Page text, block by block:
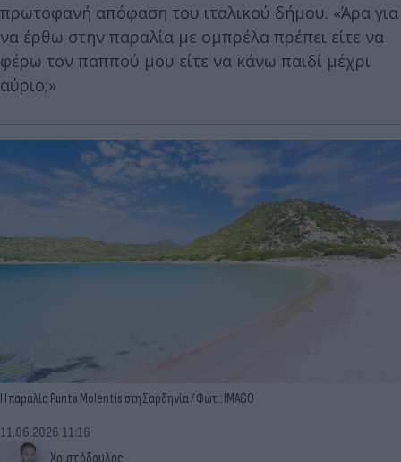
πρωτοφανή απόφαση του ιταλικού δήμου. «Άρα για
να έρθω στην παραλία με ομπρέλα πρέπει είτε να
φέρω τον παππού μου είτε να κάνω παιδί μέχρι
αύριο;»
Η παραλία Punta Molentis στη Σαρδηνία / Φωτ.: IMAGO
Χριστόδουλος
11.06.2026 11:16